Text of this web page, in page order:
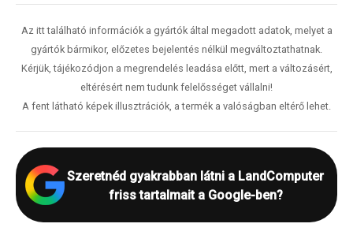
Az itt található információk a gyártók által megadott adatok, melyet a
gyártók bármikor, előzetes bejelentés nélkül megváltoztathatnak.
Kérjük, tájékozódjon a megrendelés leadása előtt, mert a változásért,
eltérésért nem tudunk felelősséget vállalni!
A fent látható képek illusztrációk, a termék a valóságban eltérő lehet.
Szeretnéd gyakrabban látni a LandComputer
friss tartalmait a Google-ben?